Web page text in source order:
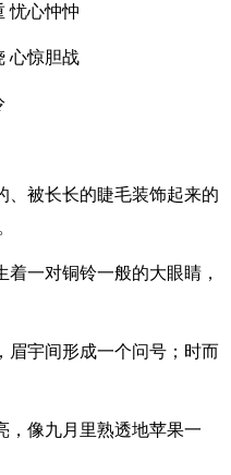
忧心忡忡
心惊胆战
、被长长的睫毛装饰起来的
一对铜铃一般的大眼睛，
眉宇间形成一个问号；时而
，像九月里熟透地苹果一